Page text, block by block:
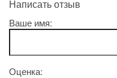
Написать отзыв
Ваше имя:
Оценка: